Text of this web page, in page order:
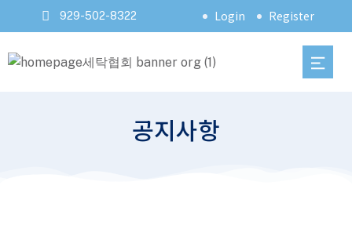
929-502-8322 Login Register
공지사항